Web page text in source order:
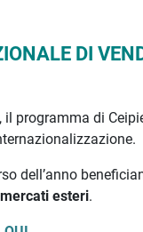
DI
il programma di
dell’anno
esteri.